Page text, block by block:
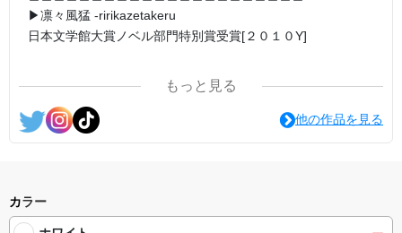
SUZURI ▶︎https://suzuri.jp/ririkazetakeru
UP-T ▶︎up-t.jp/creator/66b9c067ae64e
＿＿＿＿＿＿＿＿＿＿＿＿＿＿＿＿＿＿＿＿＿＿
＜著者:作詞/挿画作成＞ 凛々風 猛 -リリカゼタケル
☆本作品内で表現されている作詞20曲も掲載.
https://amzn.asia/d/1pxD3g4
#小説 [弛まぬ言霊] -挿画&グッズカタログ
▶︎凛々風猛 -ririkazetakeru
日本文学館大賞ノベル部門特別賞受賞[２０１０Y]
<作品情報:配信中.> -Thank you for your time.
＿＿＿＿＿＿＿＿＿＿＿＿＿＿＿＿＿＿＿＿＿＿
＜著者 : 作詞＞ 凛々風 猛 -リリカゼタケル
日本語版: https://amzn.asia/d/ipdf8cX
もっと見る
他の作品を見る
カラー